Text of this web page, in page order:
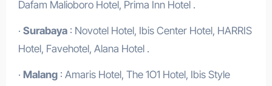
Dafam Malioboro Hotel, Prima Inn Hotel .
· Surabaya: Novotel Hotel, Ibis Center Hotel, HARRIS
Hotel, Favehotel, Alana Hotel .
· Malang: Amaris Hotel, The 1O1 Hotel, Ibis Style